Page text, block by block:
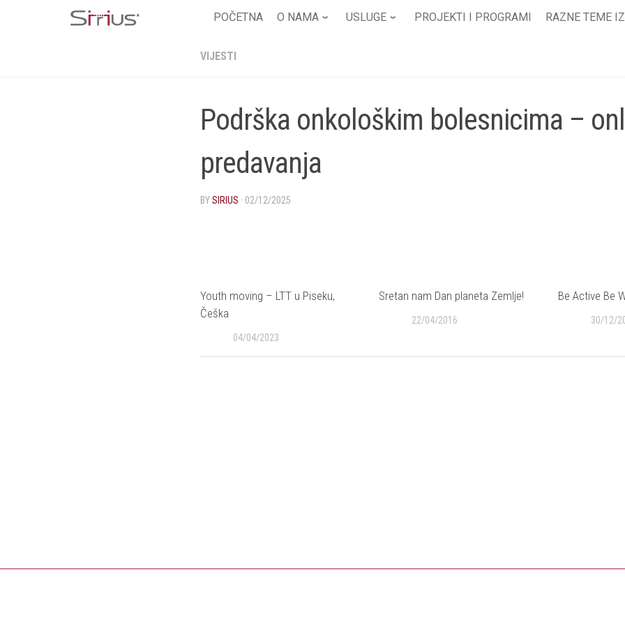
POČETNA O NAMA USLUGE PROJEKTI I PROGRAMI RAZNE TEME
VIJESTI
Podrška onkološkim bolesnicima –
predavanja
BYSIRIUS · 02/12/2025
Youth moving – LTT u Piseku,
Češka
04/04/2023
Sretan nam Dan planeta Zemlje!
22/04/2016
Be Active Be
30/12/